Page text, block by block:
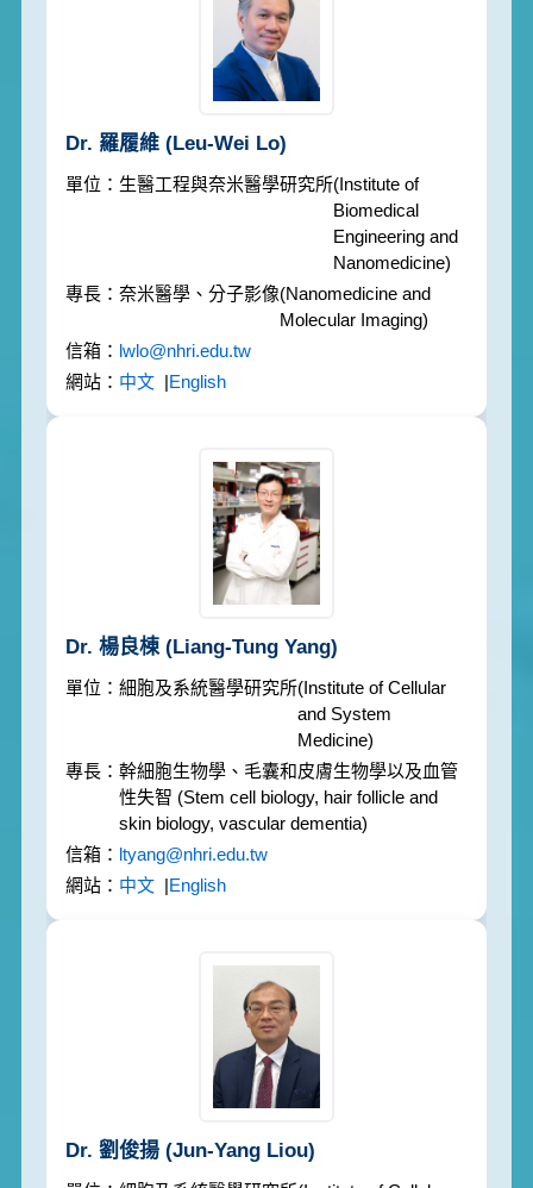
Dr. 羅履維 (Leu-Wei Lo)
生醫工程與奈米醫學研究所(Institute of
Biomedical
Engineering and
Nanomedicine)
奈米醫學、分子影像(Nanomedicine and
Molecular Imaging)
lwlo@nhri.edu.tw
中文 |English
Dr. 楊良棟 (Liang-Tung Yang)
細胞及系統醫學研究所(Institute of Cellular
and System
Medicine)
幹細胞生物學、毛囊和皮膚生物學以及血管
性失智 (Stem cell biology, hair follicle and
skin biology, vascular dementia)
ltyang@nhri.edu.tw
中文 |English
Dr. 劉俊揚 (Jun-Yang Liou)